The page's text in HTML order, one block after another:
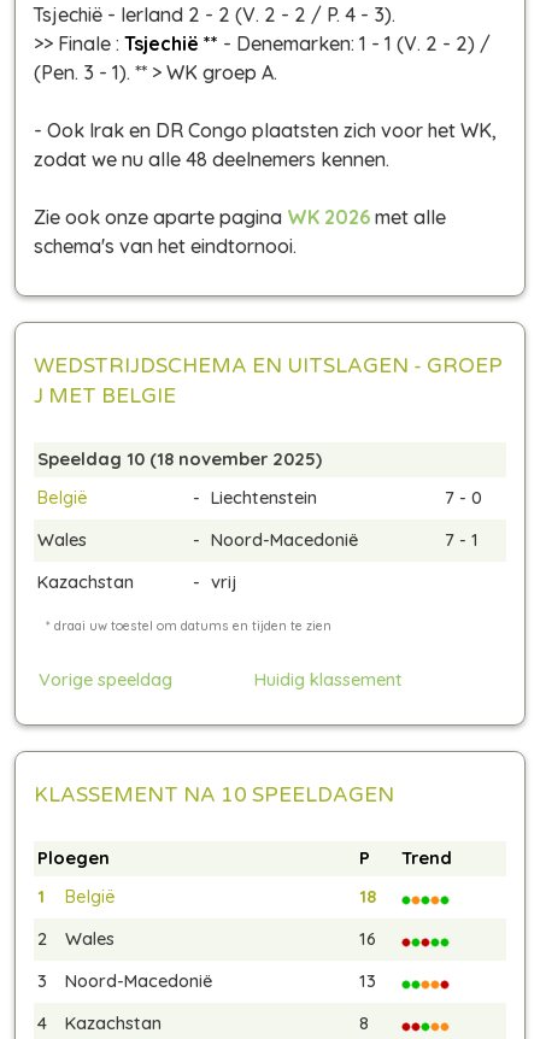
Tsjechië - Ierland 2 - 2 (V. 2 - 2 / P. 4 - 3).
>> Finale : Tsjechië ** - Denemarken: 1 - 1 (V. 2 - 2) /
(Pen. 3 - 1). ** > WK groep A.
- Ook Irak en DR Congo plaatsten zich voor het WK,
zodat we nu alle 48 deelnemers kennen.
Zie ook onze aparte pagina WK 2026 met alle
schema's van het eindtornooi.
WEDSTRIJDSCHEMA EN UITSLAGEN - GROEP
J MET BELGIE
Speeldag 10 (18 november 2025)
België
- Liechtenstein
7 - 0
Wales
- Noord-Macedonië
7 - 1
Kazachstan
- vrij
Vorige speeldag Huidig klassement
KLASSEMENT NA 10 SPEELDAGEN
Ploegen P
Trend
1
België
18
2
Wales
16
3
Noord-Macedonië
13
4
Kazachstan 8